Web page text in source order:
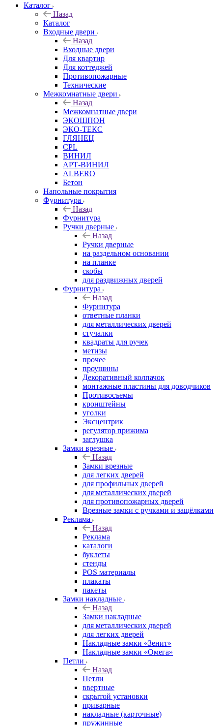
Каталог
Назад
Каталог
Входные двери
Назад
Входные двери
Для квартир
Для коттеджей
Противопожарные
Технические
Межкомнатные двери
Назад
Межкомнатные двери
ЭКОШПОН
ЭКО-ТЕКС
ГЛЯНЕЦ
CPL
ВИНИЛ
АРТ-ВИНИЛ
ALBERO
Бетон
Напольные покрытия
Фурнитура
Назад
Фурнитура
Ручки дверные
Назад
Ручки дверные
на раздельном основании
на планке
скобы
для раздвижных дверей
Фурнитура
Назад
Фурнитура
ответные планки
для металлических дверей
стучалки
квадраты для ручек
метизы
прочее
проушины
Декоративный колпачок
монтажные пластины для доводчиков
Противосъемы
кронштейны
уголки
Эксцентрик
регулятор прижима
заглушка
Замки врезные
Назад
Замки врезные
для легких дверей
для профильных дверей
для металлических дверей
для противопожарных дверей
Врезные замки с ручками и защёлками
Реклама
Назад
Реклама
каталоги
буклеты
стенды
POS материалы
плакаты
пакеты
Замки накладные
Назад
Замки накладные
для металлических дверей
для легких дверей
Накладные замки «Зенит»
Накладные замки «Омега»
Петли
Назад
Петли
ввертные
скрытой установки
приварные
накладные (карточные)
пружинные